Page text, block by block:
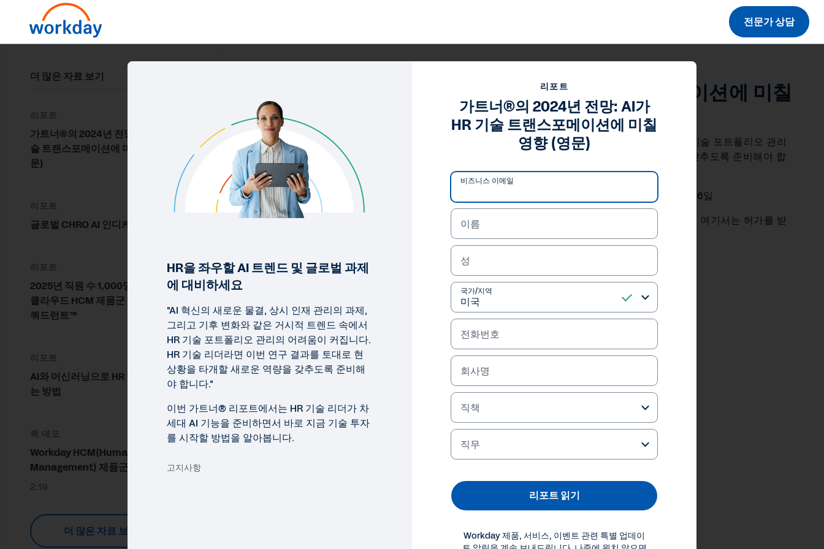
전문가 상담
가트너®의 2024년 전망: AI가 HR 기술 트랜스포메이션에 미칠
영향 (영문)
"AI 혁신의 새로운 물결, 상시 인재 관리의 과제, 그리고 기후 변화와 같은 거시적 트렌드 속에서 HR 기술 포트폴리오 관리
의 어려움이 커집니다. HR 기술 리더라면 이번 연구 결과를 토대로 현상황을 타개할 새로운 역량을 갖추도록 준비해야 합
니다."
가트너® 2024년 전망: AI가 HR 기술 트랜스포메이션에 미칠 영향, Emi Chiba 외 6인, 2023년 12월 6일
가트너®는 미국 및 전 세계에서 Gartner, veInc. 및/또는 그 계열사의 등록 상표 및 서비스 상표이며, 여기서는 허가를 받
리포트 읽기
법률 정보 Cookie Preferences
© 2026
더 많은 자료 보기
리포트
가트너®의 2024년 전망: AI가 HR 기
술 트랜스포메이션에 미칠 영향 (영
문)
리포트
글로벌 CHRO AI 인디케이터 리포트
리포트
2025년 직원 수 1,000명 이상 기업용
클라우드 HCM 제품군 가트너® 매직
쿼드런트™
리포트
AI와 머신러닝으로 HR 역량을 강화하
는 방법
퀵 데모
Workday HCM(Human Capital
Management) 제품군 소프트웨어
2:19
더 많은 자료 보기
리포트
가트너®의 2024년 전망: AI가
HR 기술 트랜스포메이션에 미칠
영향 (영문)
비즈니스 이메일
이름
성
국가/지역
전화번호
회사명
직책
직무
리포트 읽기
Workday 제품, 서비스, 이벤트 관련 특별 업데이
HR을 좌우할 AI 트렌드 및 글로벌 과제
에 대비하세요
"AI 혁신의 새로운 물결, 상시 인재 관리의 과제,
그리고 기후 변화와 같은 거시적 트렌드 속에서
HR 기술 포트폴리오 관리의 어려움이 커집니다.
HR 기술 리더라면 이번 연구 결과를 토대로 현
상황을 타개할 새로운 역량을 갖추도록 준비해
야 합니다."
이번 가트너® 리포트에서는 HR 기술 리더가 차
세대 AI 기능을 준비하면서 바로 지금 기술 투자
를 시작할 방법을 알아봅니다.
고지사항